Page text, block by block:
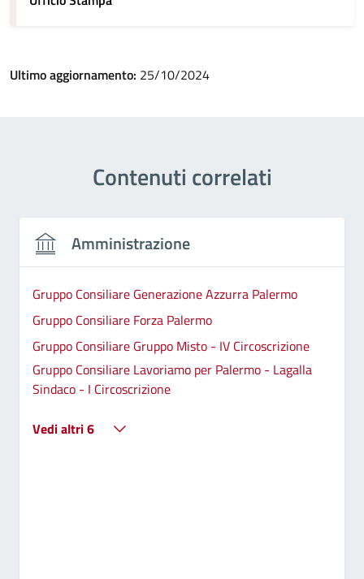
Ultimo aggiornamento: 25/10/2024
Contenuti correlati
Amministrazione
Gruppo Consiliare Generazione Azzurra Palermo
Gruppo Consiliare Forza Palermo
Gruppo Consiliare Gruppo Misto - IV Circoscrizione
Gruppo Consiliare Lavoriamo per Palermo - Lagalla
Sindaco - I Circoscrizione
Vedi altri 6